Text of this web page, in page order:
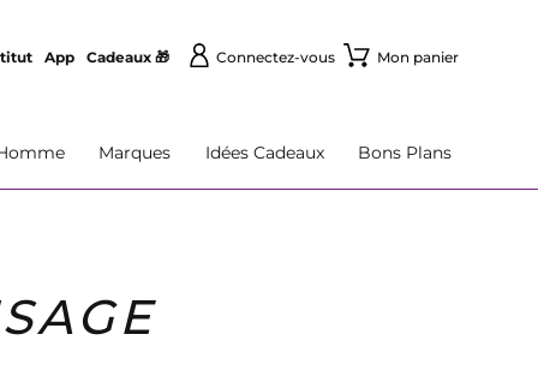
App Cadeaux 🎁 Connectez-vous Mon panier
Marques Idées Cadeaux Bons Plans